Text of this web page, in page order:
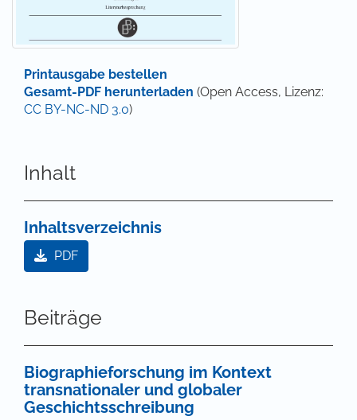
Printausgabe bestellen
Gesamt-PDF herunterladen (Open Access, Lizenz:
CC BY-NC-ND 3.0)
Inhalt
Inhaltsverzeichnis
PDF
Beiträge
Biographieforschung im Kontext
transnationaler und globaler
Geschichtsschreibung